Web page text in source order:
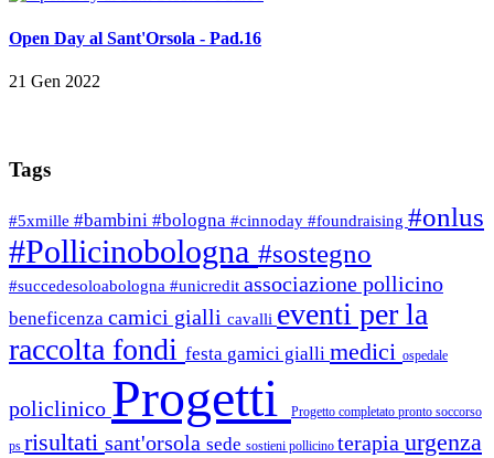
Open Day al Sant'Orsola - Pad.16
21 Gen 2022
Tags
#5xmille #bambini #bologna #cinnoday #foundraising #onlus
#Pollicinobologna #sostegno
#succedesoloabologna #unicredit associazione pollicino
beneficenza camici gialli cavalli eventi per la
raccolta fondi festa gamici gialli medici ospedale
policlinico Progetti Progetto completato pronto soccorso
ps risultati sant'orsola sede sostieni pollicino terapia urgenza